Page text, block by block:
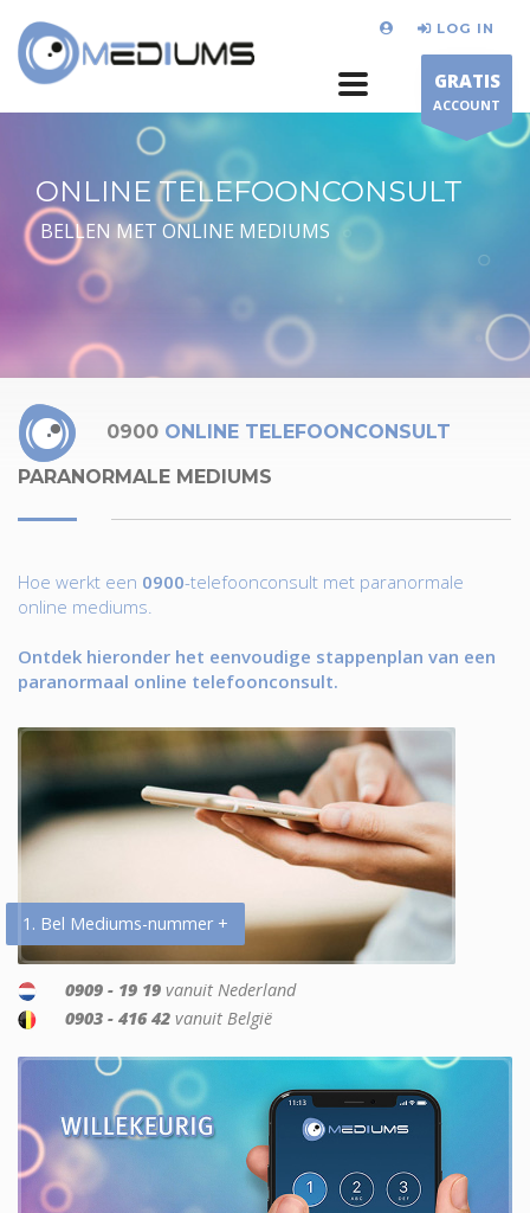
LOG IN
GRATIS
ACCOUNT
ONLINE TELEFOONCONSULT
BELLEN MET ONLINE MEDIUMS
0900 ONLINE TELEFOONCONSULT
PARANORMALE MEDIUMS
Hoe werkt een 0900-telefoonconsult met paranormale
online mediums.
Ontdek hieronder het eenvoudige stappenplan van een
paranormaal online telefoonconsult.
1. Bel Mediums-nummer +
0909 - 19 19 vanuit Nederland
0903 - 416 42 vanuit België